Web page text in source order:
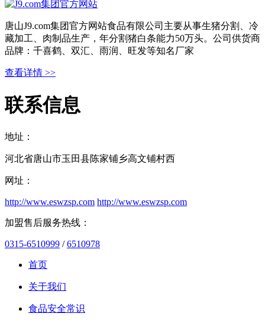
唐山J9.com集团官方网站食品有限公司主要从事生猪分割、冷
藏加工、肉制品生产，年分割猪白条能力50万头。公司供货商
品牌：千喜鹤、双汇、雨润、旺发等知名厂家
查看详情 >>
联系信息
地址：
河北省唐山市玉田县陈家铺乡高文铺村西
网址：
http://www.eswzsp.com http://www.eswzsp.com
加盟售后服务热线：
0315-6510999 /6510978
首页
关于我们
食品安全常识